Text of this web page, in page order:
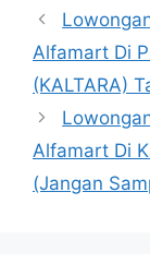
Alfamart Di
(KALTARA)
Alfamart Di
(Jangan